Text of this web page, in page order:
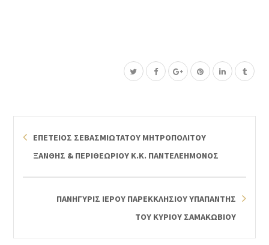
ΕΠΕΤΕΙΟΣ ΣΕΒΑΣΜΙΩΤΑΤΟΥ ΜΗΤΡΟΠΟΛΙΤΟΥ
ΞΑΝΘΗΣ & ΠΕΡΙΘΕΩΡΙΟΥ Κ.Κ. ΠΑΝΤΕΛΕΗΜΟΝΟΣ
ΠΑΝΗΓΥΡΙΣ ΙΕΡΟΥ ΠΑΡΕΚΚΛΗΣΙΟΥ ΥΠΑΠΑΝΤΗΣ
ΤΟΥ ΚΥΡΙΟΥ ΣΑΜΑΚΩΒΙΟΥ